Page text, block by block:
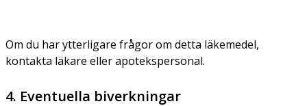
Om du har ytterligare frågor om detta läkemedel,
kontakta läkare eller apotekspersonal.
4. Eventuella biverkningar